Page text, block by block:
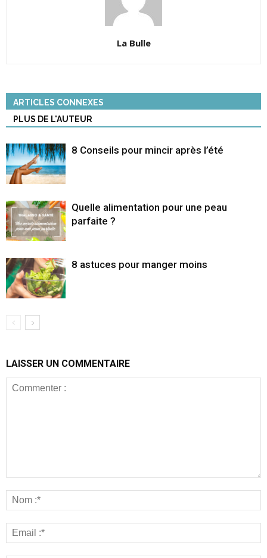
La Bulle
ARTICLES CONNEXES
PLUS DE L'AUTEUR
8 Conseils pour mincir après l’été
Quelle alimentation pour une peau
parfaite ?
8 astuces pour manger moins
LAISSER UN COMMENTAIRE